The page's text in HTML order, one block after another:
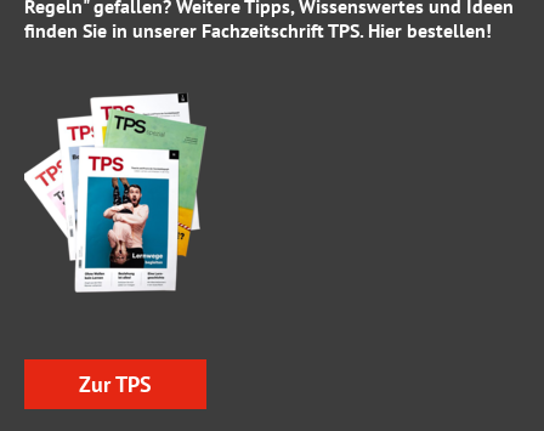
Regeln" gefallen? Weitere Tipps, Wissenswertes und Ideen
finden Sie in unserer FachzeitschriftTPS. Hier bestellen!
Zur TPS